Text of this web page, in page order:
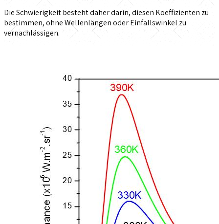
Die Schwierigkeit besteht daher darin, diesen Koeffizienten zu
bestimmen, ohne Wellenlängen oder Einfallswinkel zu
vernachlässigen.